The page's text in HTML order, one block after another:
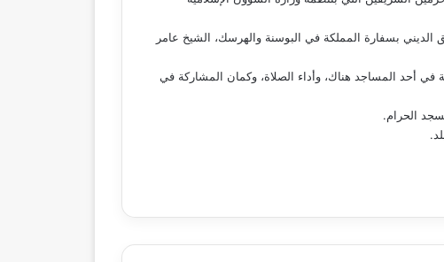
الديني بسفارة المملكة في البوسنة والهرسك، الشيخ عامر
في أحد المساجد هناك، وأداء الصلاة، وكمان المشاركة في
الحرام.